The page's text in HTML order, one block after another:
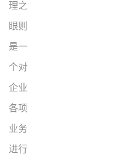
理之
眼则
是一
个对
企业
各项
业务
进行